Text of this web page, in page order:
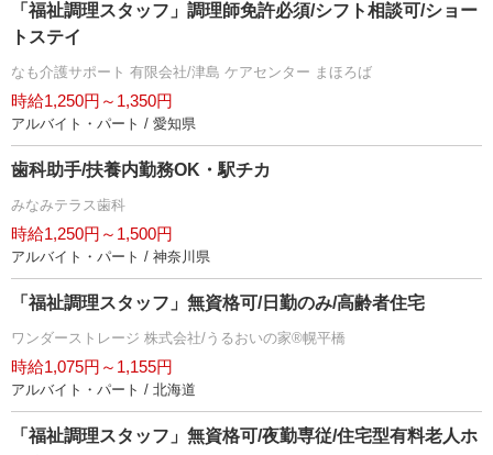
「福祉調理スタッフ」調理師免許必須/シフト相談可/ショー
トステイ
なも介護サポート 有限会社/津島 ケアセンター まほろば
時給1,250円～1,350円
アルバイト・パート / 愛知県
歯科助手/扶養内勤務OK・駅チカ
みなみテラス歯科
時給1,250円～1,500円
アルバイト・パート / 神奈川県
「福祉調理スタッフ」無資格可/日勤のみ/高齢者住宅
ワンダーストレージ 株式会社/うるおいの家®幌平橋
時給1,075円～1,155円
アルバイト・パート / 北海道
「福祉調理スタッフ」無資格可/夜勤専従/住宅型有料老人ホ